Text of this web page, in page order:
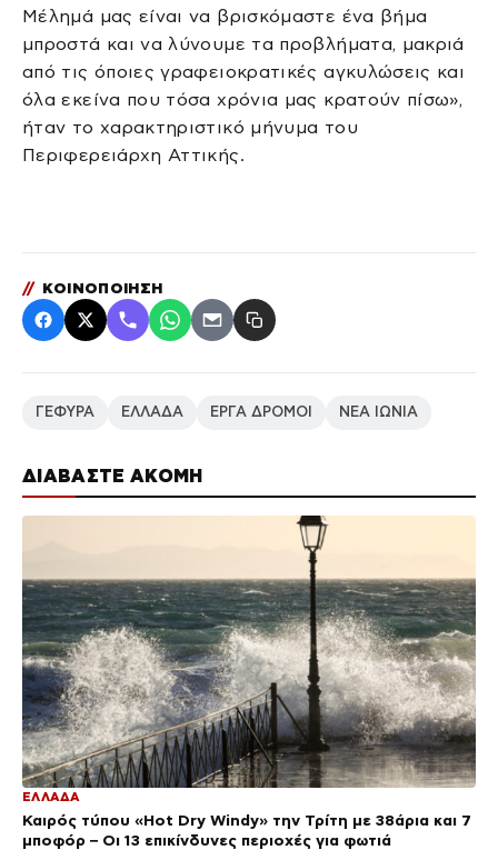
ΔΙΑΒΑΣΤΕ ΑΚΟΜΗ
ΕΛΛΑΔΑ
Καιρός τύπου «Hot Dry Windy» την Τρίτη με 38άρια και 7
μποφόρ – Οι 13 επικίνδυνες περιοχές για φωτιά
Μέλημά μας είναι να βρισκόμαστε ένα βήμα
μπροστά και να λύνουμε τα προβλήματα, μακριά
από τις όποιες γραφειοκρατικές αγκυλώσεις και
όλα εκείνα που τόσα χρόνια μας κρατούν πίσω»,
ήταν το χαρακτηριστικό μήνυμα του
Περιφερειάρχη Αττικής.
// ΚΟΙΝΟΠΟΙΗΣΗ
ΓΕΦΥΡΑ ΕΛΛΑΔΑ ΕΡΓΑ ΔΡΟΜΟΙ ΝΕΑ ΙΩΝΙΑ